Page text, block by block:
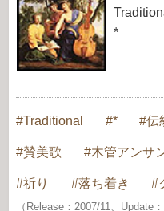
*
Traditional * 伝
賛美歌 木管アンサ
祈り 落ち着き
（Release：2007/11、Update：